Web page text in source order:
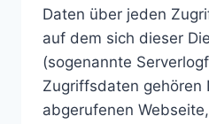
Daten über jeden
auf dem sich dieser
(sogenannte
Zugriffsdaten gehören
abgerufenen